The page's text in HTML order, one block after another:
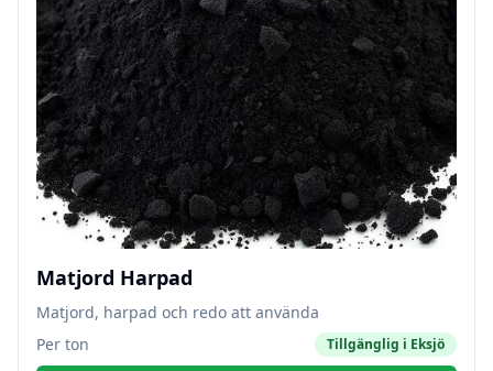
Matjord Harpad
Matjord, harpad och redo att använda
Per ton
Tillgänglig i Eksjö